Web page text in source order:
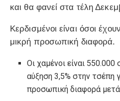
και θα φανεί στα τέλη
Κερδισμένοι είναι όσοι
μικρή προσωπική διαφορά.
Οι χαμένοι είναι 550.000
αύξηση 3,5% στην τσέπη
προσωπική διαφορά